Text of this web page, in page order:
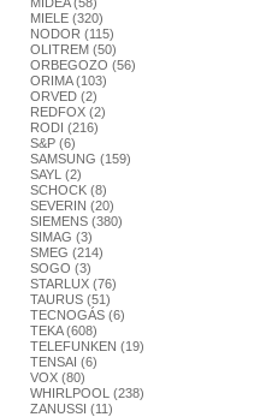
MIELE (320)
NODOR (115)
OLITREM (50)
ORBEGOZO (56)
ORIMA (103)
ORVED (2)
REDFOX (2)
RODI (216)
S&P (6)
SAMSUNG (159)
SAYL (2)
SCHOCK (8)
SEVERIN (20)
SIEMENS (380)
SIMAG (3)
SMEG (214)
SOGO (3)
STARLUX (76)
TAURUS (51)
TECNOGÁS (6)
TEKA (608)
TELEFUNKEN (19)
TENSAI (6)
VOX (80)
WHIRLPOOL (238)
ZANUSSI (11)